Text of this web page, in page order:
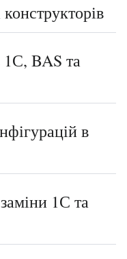
1С, BAS та
в
1С та